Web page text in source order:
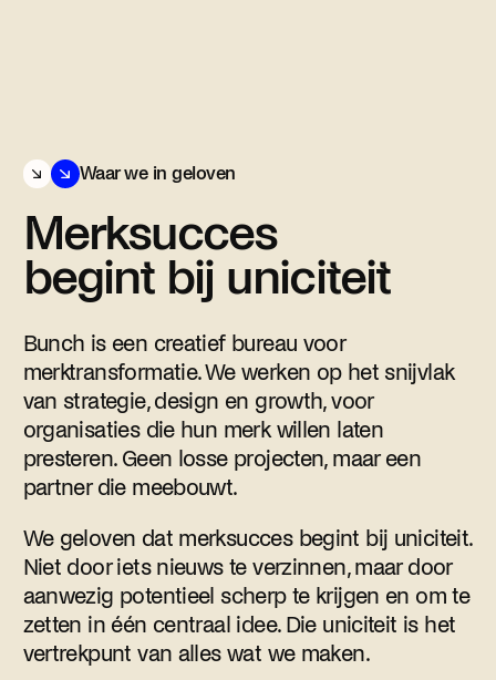
Explore
Waar we in geloven
Merksucces
begint bij uniciteit
Bunch is een creatief bureau voor
merktransformatie. We werken op het snijvlak
van strategie, design en growth, voor
organisaties die hun merk willen laten
presteren. Geen losse projecten, maar een
partner die meebouwt.
We geloven dat merksucces begint bij uniciteit.
Niet door iets nieuws te verzinnen, maar door
aanwezig potentieel scherp te krijgen en om te
zetten in één centraal idee. Die uniciteit is het
vertrekpunt van alles wat we maken.